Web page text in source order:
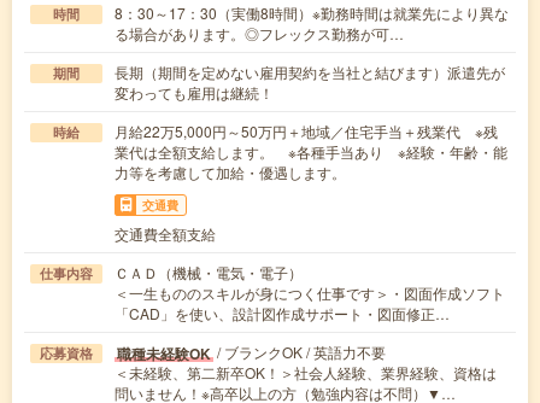
時間
8：30～17：30（実働8時間）※勤務時間は就業先により異な
る場合があります。◎フレックス勤務が可…
期間
長期（期間を定めない雇用契約を当社と結びます）派遣先が
変わっても雇用は継続！
時給
月給22万5,000円～50万円＋地域／住宅手当＋残業代 ※残
業代は全額支給します。 ※各種手当あり ※経験・年齢・能
力等を考慮して加給・優遇します。
交通費
交通費全額支給
仕事内容
ＣＡＤ（機械・電気・電子）
＜一生もののスキルが身につく仕事です＞・図面作成ソフト
「CAD」を使い、設計図作成サポート・図面修正…
応募資格 職種未経験OK / ブランクOK / 英語力不要
＜未経験、第二新卒OK！＞社会人経験、業界経験、資格は
問いません！※高卒以上の方（勉強内容は不問）▼…